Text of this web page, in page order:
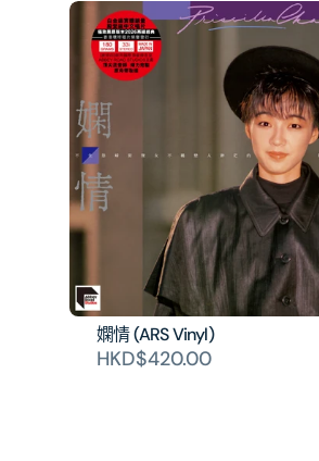
嫻情 (ARS Vinyl)
HKD$420.00